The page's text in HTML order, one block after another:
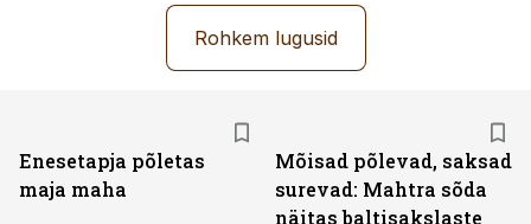
Rohkem lugusid
Enesetapja põletas
maja maha
Mõisad põlevad, saksad
surevad: Mahtra sõda
näitas baltisakslaste